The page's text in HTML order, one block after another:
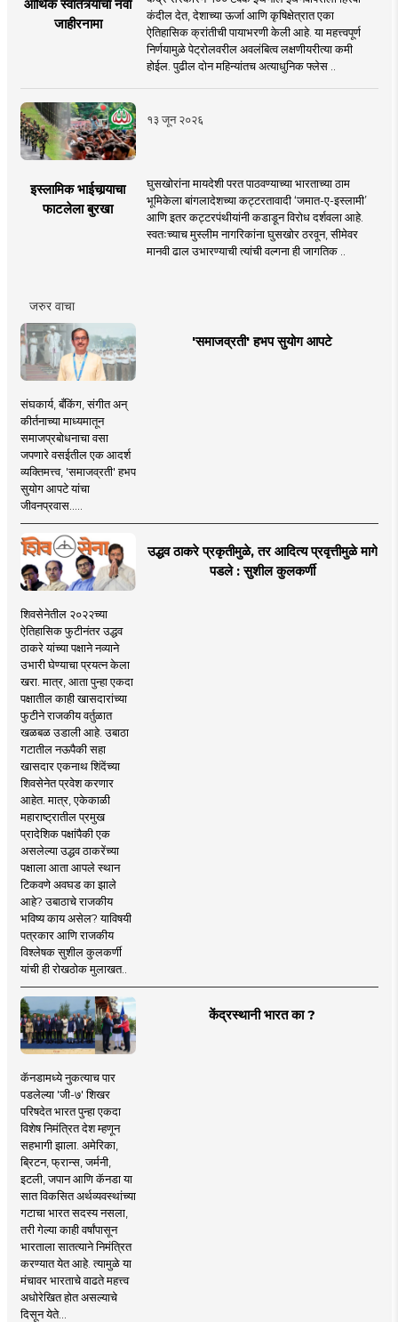
आर्थिक स्वातंत्र्याचा नवा
जाहीरनामा
कंदील देत, देशाच्या ऊर्जा आणि कृषिक्षेत्रात एका
ऐतिहासिक क्रांतीची पायाभरणी केली आहे. या महत्त्वपूर्ण
निर्णयामुळे पेट्रोलवरील अवलंबित्व लक्षणीयरीत्या कमी
होईल. पुढील दोन महिन्यांतच अत्याधुनिक फ्लेस ..
१३ जून २०२६
इस्लामिक भाईचार्‍याचा
फाटलेला बुरखा
घुसखोरांना मायदेशी परत पाठवण्याच्या भारताच्या ठाम
भूमिकेला बांगलादेशच्या कट्टरतावादी ‘जमात-ए-इस्लामी’
आणि इतर कट्टरपंथीयांनी कडाडून विरोध दर्शवला आहे.
स्वतःच्याच मुस्लीम नागरिकांना घुसखोर ठरवून, सीमेवर
मानवी ढाल उभारण्याची त्यांची वल्गना ही जागतिक ..
जरुर वाचा
'समाजव्रती' हभप सुयोग आपटे
संघकार्य, बँकिंग, संगीत अन्
कीर्तनाच्या माध्यमातून
समाजप्रबोधनाचा वसा
जपणारे वसईतील एक आदर्श
व्यक्तिमत्त्व, 'समाजव्रती' हभप
सुयोग आपटे यांचा
जीवनप्रवास.....
उद्धव ठाकरे प्रकृतीमुळे, तर आदित्य प्रवृत्तीमुळे मागे
पडले : सुशील कुलकर्णी
शिवसेनेतील २०२२च्या
ऐतिहासिक फुटीनंतर उद्धव
ठाकरे यांच्या पक्षाने नव्याने
उभारी घेण्याचा प्रयत्न केला
खरा. मात्र, आता पुन्हा एकदा
पक्षातील काही खासदारांच्या
फुटीने राजकीय वर्तुळात
खळबळ उडाली आहे. उबाठा
गटातील नऊपैकी सहा
खासदार एकनाथ शिंदेंच्या
शिवसेनेत प्रवेश करणार
आहेत. मात्र, एकेकाळी
महाराष्ट्रातील प्रमुख
प्रादेशिक पक्षांपैकी एक
असलेल्या उद्धव ठाकरेंच्या
पक्षाला आता आपले स्थान
टिकवणे अवघड का झाले
आहे? उबाठाचे राजकीय
भविष्य काय असेल? याविषयी
पत्रकार आणि राजकीय
विश्लेषक सुशील कुलकर्णी
यांची ही रोखठोक मुलाखत..
केंद्रस्थानी भारत का ?
कॅनडामध्ये नुकत्याच पार
पडलेल्या 'जी-७' शिखर
परिषदेत भारत पुन्हा एकदा
विशेष निमंत्रित देश म्हणून
सहभागी झाला. अमेरिका,
ब्रिटन, फ्रान्स, जर्मनी,
इटली, जपान आणि कॅनडा या
सात विकसित अर्थव्यवस्थांच्या
गटाचा भारत सदस्य नसला,
तरी गेल्या काही वर्षांपासून
भारताला सातत्याने निमंत्रित
करण्यात येत आहे. त्यामुळे या
मंचावर भारताचे वाढते महत्त्व
अधोरेखित होत असल्याचे
दिसून येते...